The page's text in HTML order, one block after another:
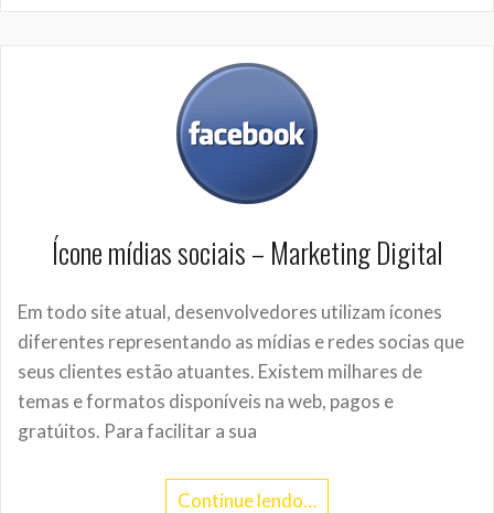
Ícone mídias sociais – Marketing Digital
Em todo site atual, desenvolvedores utilizam ícones
diferentes representando as mídias e redes socias que
seus clientes estão atuantes. Existem milhares de
temas e formatos disponíveis na web, pagos e
gratúitos. Para facilitar a sua
Continue lendo…